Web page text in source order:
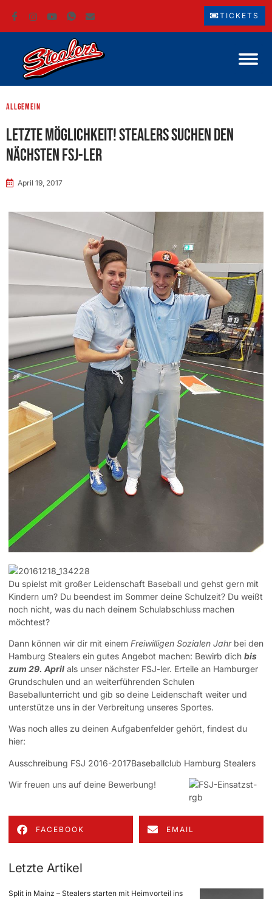
TICKETS
Allgemein
Letzte Möglichkeit! Stealers suchen den
nächsten FSJ-ler
April 19, 2017
Du spielst mit großer Leidenschaft Baseball und gehst gern mit
Kindern um? Du beendest im Sommer deine Schulzeit? Du weißt
noch nicht, was du nach deinem Schulabschluss machen
möchtest?
Dann können wir dir mit einem Freiwilligen Sozialen Jahrbei den
Hamburg Stealers ein gutes Angebot machen: Bewirb dich bis
zum 29. April als unser nächster FSJ-ler. Erteile an Hamburger
Grundschulen und an weiterführenden Schulen
Baseballunterricht und gib so deine Leidenschaft weiter und
unterstütze uns in der Verbreitung unseres Sportes.
Was noch alles zu deinen Aufgabenfelder gehört, findest du
hier:
Ausschreibung FSJ 2016-2017Baseballclub Hamburg Stealers
Wir freuen uns auf deine Bewerbung!
FACEBOOK EMAIL
Letzte Artikel
Split in Mainz – Stealers starten mit Heimvorteil ins